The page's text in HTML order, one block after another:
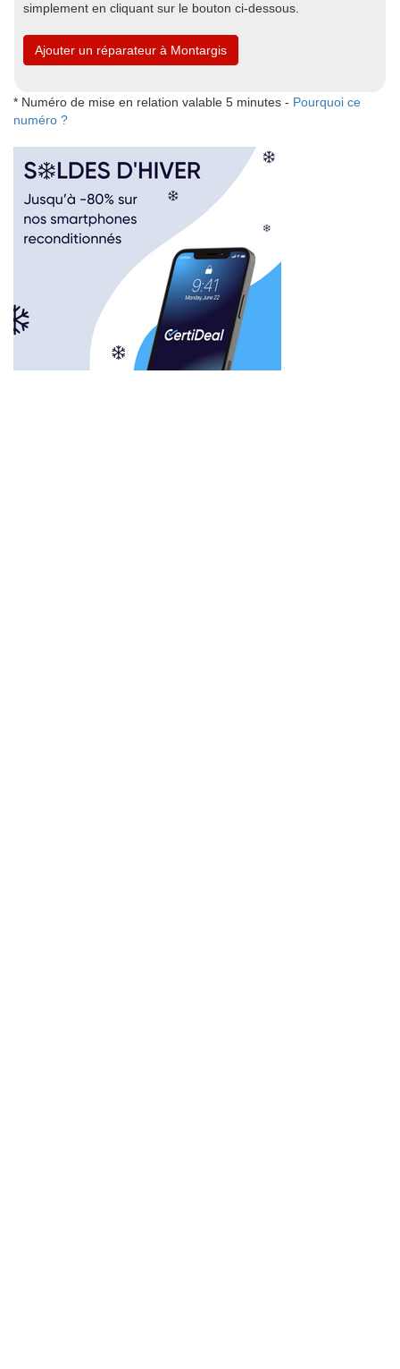
simplement en cliquant sur le bouton ci-dessous.
Ajouter un réparateur à Montargis
* Numéro de mise en relation valable 5 minutes - Pourquoi ce
numéro ?